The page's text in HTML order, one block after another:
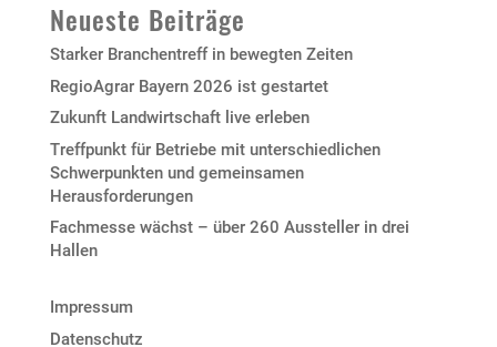
Neueste Beiträge
Starker Branchentreff in bewegten Zeiten
RegioAgrar Bayern 2026 ist gestartet
Zukunft Landwirtschaft live erleben
Treffpunkt für Betriebe mit unterschiedlichen
Schwerpunkten und gemeinsamen
Herausforderungen
Fachmesse wächst – über 260 Aussteller in drei
Hallen
Impressum
Datenschutz